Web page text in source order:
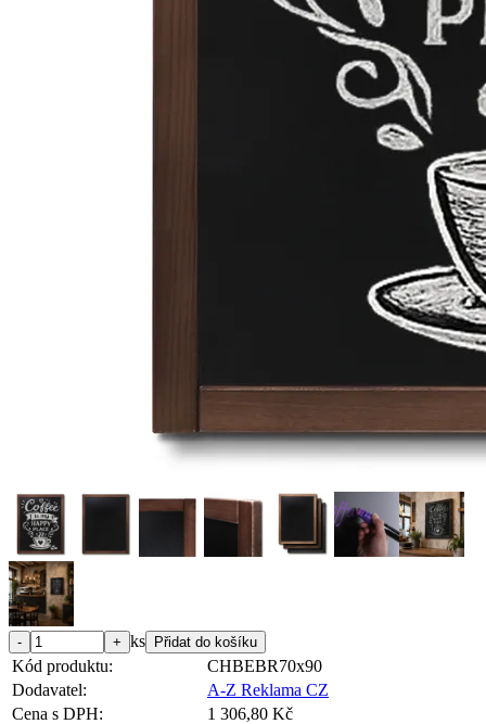
ks
Kód produktu:
CHBEBR70x90
Dodavatel:
A-Z Reklama CZ
Cena s DPH:
1 306,80 Kč